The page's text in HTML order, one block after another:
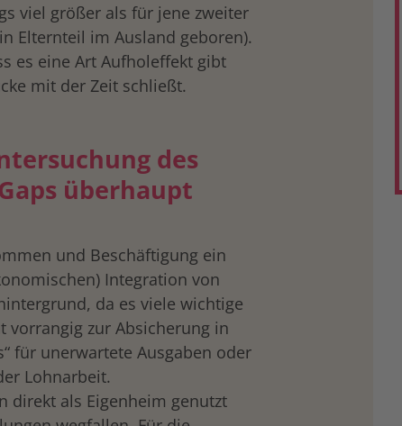
viel größer als für jene zweiter
Elternteil im Ausland geboren).
es eine Art Aufholeffekt gibt
mit der Zeit schließt.
des
überhaupt
und Beschäftigung ein
Integration von
da es viele wichtige
vorrangig zur Absicherung in
für unerwartete Ausgaben oder
Lohnarbeit.
direkt als Eigenheim genutzt